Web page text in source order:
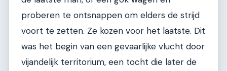
proberen te ontsnappen om elders de strijd
voort te zetten. Ze kozen voor het laatste. Dit
was het begin van een gevaarlijke vlucht door
vijandelijk territorium, een tocht die later de